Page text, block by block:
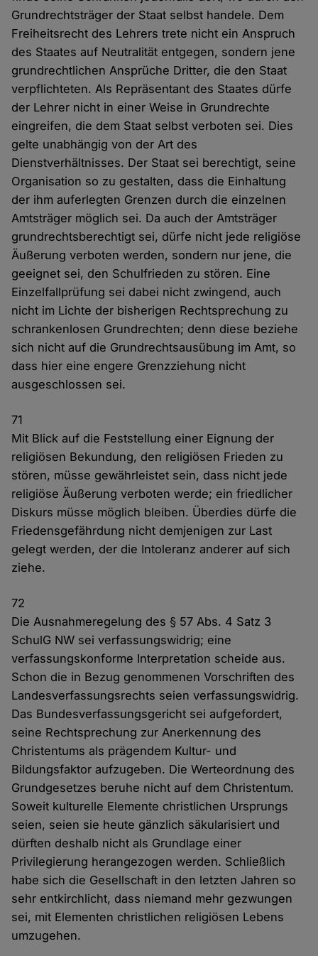
Grundrechtsträger der Staat selbst handele. Dem
Freiheitsrecht des Lehrers trete nicht ein Anspruch
des Staates auf Neutralität entgegen, sondern jene
grundrechtlichen Ansprüche Dritter, die den Staat
verpflichteten. Als Repräsentant des Staates dürfe
der Lehrer nicht in einer Weise in Grundrechte
eingreifen, die dem Staat selbst verboten sei. Dies
gelte unabhängig von der Art des
Dienstverhältnisses. Der Staat sei berechtigt, seine
Organisation so zu gestalten, dass die Einhaltung
der ihm auferlegten Grenzen durch die einzelnen
Amtsträger möglich sei. Da auch der Amtsträger
grundrechtsberechtigt sei, dürfe nicht jede religiöse
Äußerung verboten werden, sondern nur jene, die
geeignet sei, den Schulfrieden zu stören. Eine
Einzelfallprüfung sei dabei nicht zwingend, auch
nicht im Lichte der bisherigen Rechtsprechung zu
schrankenlosen Grundrechten; denn diese beziehe
sich nicht auf die Grundrechtsausübung im Amt, so
dass hier eine engere Grenzziehung nicht
ausgeschlossen sei.
71
Mit Blick auf die Feststellung einer Eignung der
religiösen Bekundung, den religiösen Frieden zu
stören, müsse gewährleistet sein, dass nicht jede
religiöse Äußerung verboten werde; ein friedlicher
Diskurs müsse möglich bleiben. Überdies dürfe die
Friedensgefährdung nicht demjenigen zur Last
gelegt werden, der die Intoleranz anderer auf sich
ziehe.
72
Die Ausnahmeregelung des § 57 Abs. 4 Satz 3
SchulG NW sei verfassungswidrig; eine
verfassungskonforme Interpretation scheide aus.
Schon die in Bezug genommenen Vorschriften des
Landesverfassungsrechts seien verfassungswidrig.
Das Bundesverfassungsgericht sei aufgefordert,
seine Rechtsprechung zur Anerkennung des
Christentums als prägendem Kultur- und
Bildungsfaktor aufzugeben. Die Werteordnung des
Grundgesetzes beruhe nicht auf dem Christentum.
Soweit kulturelle Elemente christlichen Ursprungs
seien, seien sie heute gänzlich säkularisiert und
dürften deshalb nicht als Grundlage einer
Privilegierung herangezogen werden. Schließlich
habe sich die Gesellschaft in den letzten Jahren so
sehr entkirchlicht, dass niemand mehr gezwungen
sei, mit Elementen christlichen religiösen Lebens
umzugehen.